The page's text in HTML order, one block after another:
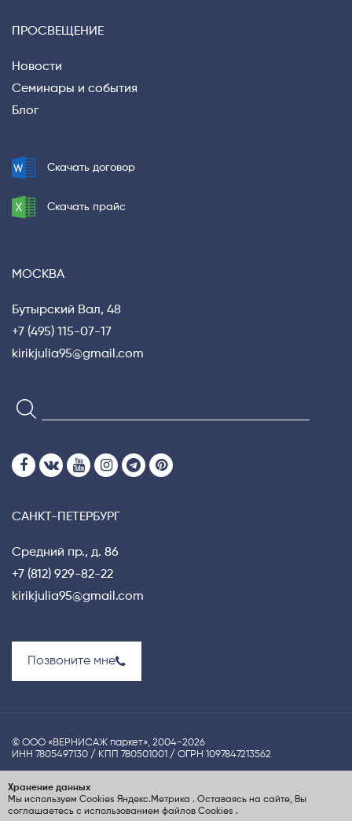
ПРОСВЕЩЕНИЕ
Новости
Семинары и события
Блог
Скачать договор
Скачать прайс
МОСКВА
Бутырский Вал, 48
+7 (495) 115-07-17
kirikjulia95@gmail.com
САНКТ-ПЕТЕРБУРГ
Средний пр., д. 86
+7 (812) 929-82-22
kirikjulia95@gmail.com
Позвоните мне
© ООО «ВЕРНИСАЖ паркет», 2004-2026
ИНН 7805497130 / КПП 780501001 / ОГРН 1097847213562
UX-проектирование сайта Nina S.Dzhezher
Хранение данных
Мы используем Cookies Яндекс.Метрика . Оставаясь на сайте, Вы
соглашаетесь с использованием файлов Cookies .